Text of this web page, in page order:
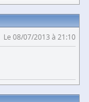
Le 08/07/2013 à 21:10